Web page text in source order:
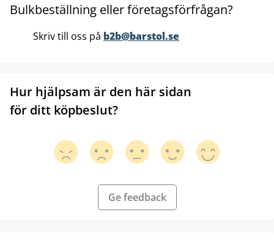
Bulkbeställning eller företagsförfrågan?
Skriv till oss på b2b@barstol.se
Hur hjälpsam är den här sidan
för ditt köpbeslut?
Ge feedback